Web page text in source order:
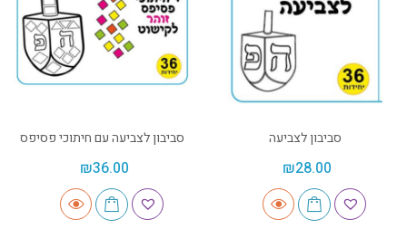
סביבון לצביעה
₪28.00
סביבון לצביעה עם חיתוכי פסיפס
₪36.00